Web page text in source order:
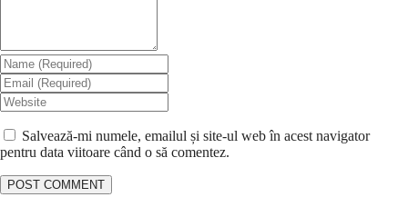
Salvează-mi numele, emailul și site-ul web în acest navigator
pentru data viitoare când o să comentez.